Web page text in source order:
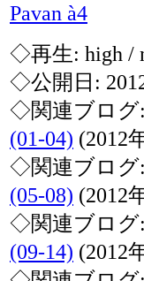
Pavan à4
◇再生: high /
◇公開日:
◇関連ブログ:
(01-04) (2012
◇関連ブログ:
(05-08) (2012
◇関連ブログ:
(09-14) (2012